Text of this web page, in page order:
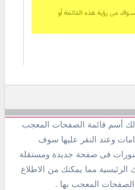
أسم قائمة الصفحات المعجب
وعند النقر عليها سوف
فى صفحة جديدة ومستقلة
مما يمكنك من الاطلاع
المعجب بها .